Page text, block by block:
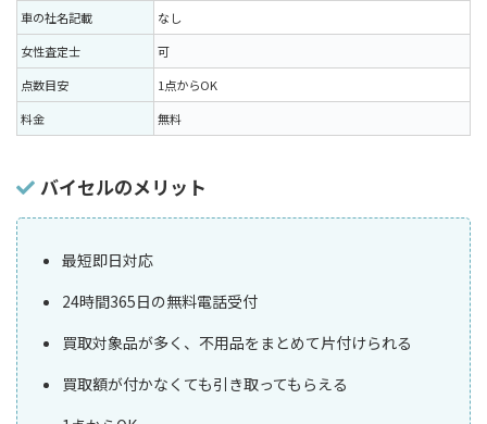
車の社名記載
なし
女性査定士
可
点数目安
1点からOK
料金
無料
バイセルのメリット
最短即日対応
24時間365日の無料電話受付
買取対象品が多く、不用品をまとめて片付けられる
買取額が付かなくても引き取ってもらえる